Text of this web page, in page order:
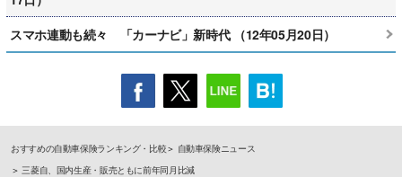
スマホ連動も続々 「カーナビ」新時代 （12年05月20日）
おすすめの自動車保険ランキング・比較
自動車保険ニュース
三菱自、国内生産・販売ともに前年同月比減